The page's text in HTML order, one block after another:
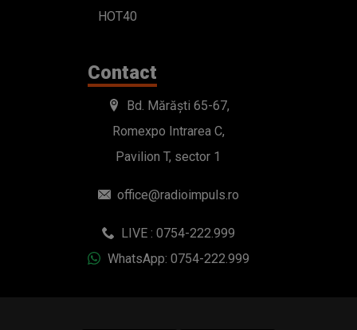
HOT40
Contact
Bd. Mărăști 65-67,
Romexpo Intrarea C,
Pavilion T, sector 1
office@radioimpuls.ro
LIVE : 0754-222.999
WhatsApp: 0754-222.999